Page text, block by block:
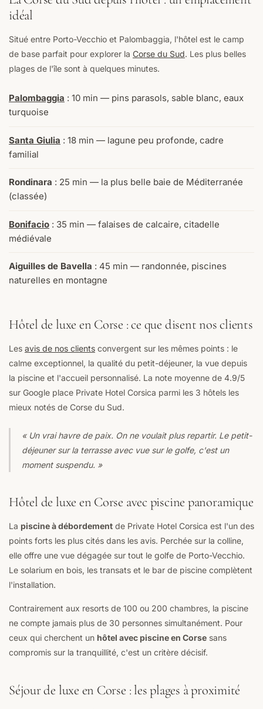
idéal
Situé entre Porto-Vecchio et Palombaggia, l'hôtel est le camp
de base parfait pour explorer la Corse du Sud. Les plus belles
plages de l'île sont à quelques minutes.
Palombaggia : 10 min — pins parasols, sable blanc, eaux
turquoise
Santa Giulia : 18 min — lagune peu profonde, cadre
familial
Rondinara : 25 min — la plus belle baie de Méditerranée
(classée)
Bonifacio : 35 min — falaises de calcaire, citadelle
médiévale
Aiguilles de Bavella : 45 min — randonnée, piscines
naturelles en montagne
Hôtel de luxe en Corse : ce que disent nos clients
Les avis de nos clients convergent sur les mêmes points : le
calme exceptionnel, la qualité du petit-déjeuner, la vue depuis
la piscine et l'accueil personnalisé. La note moyenne de 4.9/5
sur Google place Private Hotel Corsica parmi les 3 hôtels les
mieux notés de Corse du Sud.
« Un vrai havre de paix. On ne voulait plus repartir. Le petit-
déjeuner sur la terrasse avec vue sur le golfe, c'est un
moment suspendu. »
Hôtel de luxe en Corse avec piscine panoramique
La piscine à débordement de Private Hotel Corsica est l'un des
points forts les plus cités dans les avis. Perchée sur la colline,
elle offre une vue dégagée sur tout le golfe de Porto-Vecchio.
Le solarium en bois, les transats et le bar de piscine complètent
l'installation.
Contrairement aux resorts de 100 ou 200 chambres, la piscine
ne compte jamais plus de 30 personnes simultanément. Pour
ceux qui cherchent un hôtel avec piscine en Corse sans
compromis sur la tranquillité, c'est un critère décisif.
Séjour de luxe en Corse : les plages à proximité